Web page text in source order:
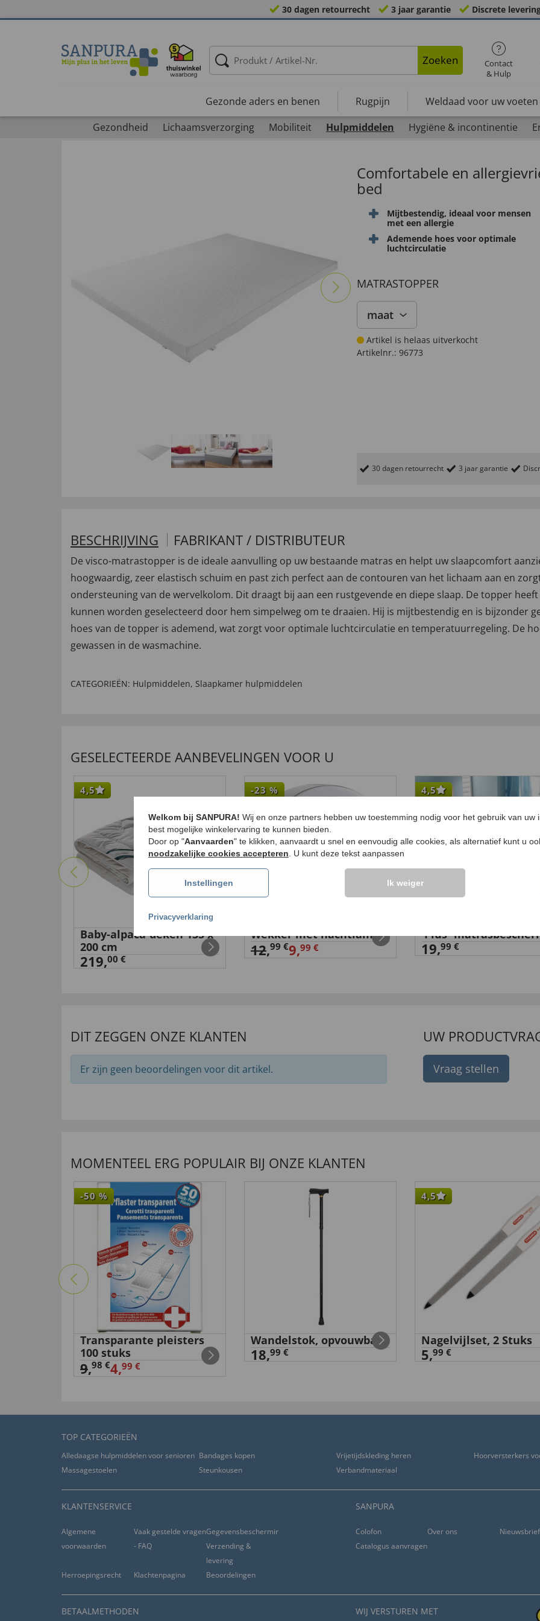
30 dagen retourrecht 3 jaar garantie Discrete
Zoeken
Contact
& Hulp
Gezonde aders en benen Rugpijn Weldaad voor uw voeten
Gezondheid
Lichaamsverzorging Mobiliteit Hulpmiddelen Hygiëne & incontinentie
Comfortabele en
bed
Mijtbestendig, ideaal voor mensen
met een allergie
Ademende hoes voor optimale
luchtcirculatie
MATRASTOPPER
maat
Artikel is helaas uitverkocht
Artikelnr.: 96773
30 dagen retourrecht 3 jaar garantie
BESCHRIJVING FABRIKANT / DISTRIBUTEUR
De visco-matrastopper is de ideale aanvulling op uw bestaande matras en helpt uw slaapcomfort
hoogwaardig, zeer elastisch schuim en past zich perfect aan de contouren van het lichaam aan en
ondersteuning van de wervelkolom. Dit draagt bij aan een rustgevende en diepe slaap. De topper
kunnen worden geselecteerd door hem simpelweg om te draaien. Hij is mijtbestendig en is bijzonder
hoes van de topper is ademend, wat zorgt voor optimale luchtcirculatie en temperatuurregeling. De
gewassen in de wasmachine.
CATEGORIEËN: Hulpmiddelen, Slaapkamer hulpmiddelen
GESELECTEERDE AANBEVELINGEN VOOR U
4,5
Baby-alpaca-deken 135 x
200 cm
219,00 €
-23 %
Wekker met nachtlampje
12,99 €9,99 €
4,5
'Plus'-
19,99 €
DIT ZEGGEN ONZE KLANTEN
Er zijn geen beoordelingen voor dit artikel.
UW
Vraag stellen
MOMENTEEL ERG POPULAIR BIJ ONZE KLANTEN
-50 %
Transparante pleisters
100 stuks
9,98 €4,99 €
Wandelstok, opvouwbaar
18,99 €
4,5
Nagelvijlset, 2 Stuks
5,99 €
TOP CATEGORIEËN
Alledaagse hulpmiddelen voor senioren Bandages kopen Vrijetijdskleding heren Hoorversterkers
Massagestoelen
Steunkousen Verbandmateriaal
KLANTENSERVICE
Algemene
voorwaarden
Vaak gestelde vragen
- FAQ
Gegevensbescherming
Verzending &
levering
Herroepingsrecht
Klachtenpagina Beoordelingen
SANPURA
Colofon Over ons
Nieuwsbrief
Catalogus aanvragen
BETAALMETHODEN WIJ VERSTUREN MET
Welkom bij SANPURA! Wij en onze partners hebben uw toestemming nodig voor het gebruik van uw
best mogelijke winkelervaring te kunnen bieden.
Door op "Aanvaarden" te klikken, aanvaardt u snel en eenvoudig alle cookies, als alternatief kunt u
noodzakelijke cookies accepteren . U kunt deze tekst aanpassen
Instellingen Ik weiger
Privacyverklaring